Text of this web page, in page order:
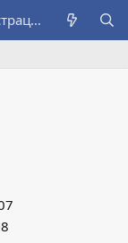
Регистрация